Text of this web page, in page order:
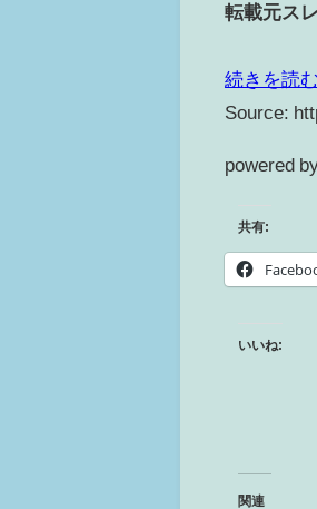
転載元ス
続きを読む
Source:
powered
共有:
いいね:
関連